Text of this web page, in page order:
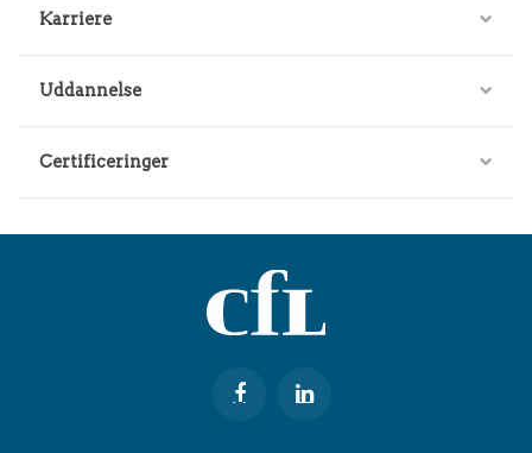
Karriere
Uddannelse
Certificeringer